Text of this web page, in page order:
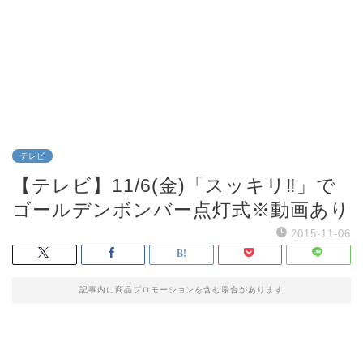
テレビ
【テレビ】11/6(金)「スッキリ‼」で
ゴールデンボンバー点灯式※動画あり
2015-11-06
記事内に商品プロモーションを含む場合があります